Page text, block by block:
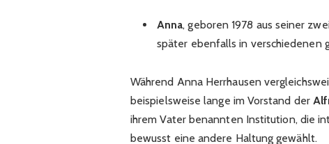
Anna, geboren 1978 aus seiner
später ebenfalls in verschiedenen
Während Anna Herrhausen
beispielsweise lange im Vorstand der
ihrem Vater benannten Institution, die
bewusst eine andere Haltung gewählt.